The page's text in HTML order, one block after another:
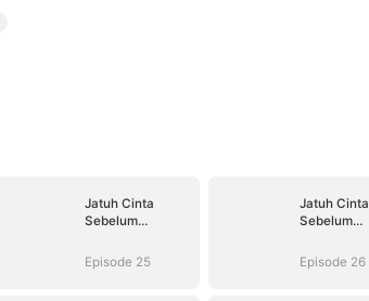
Jatuh Cinta
Sebelum
Episode 25
Jatuh Cinta
Sebelum
Episode 26